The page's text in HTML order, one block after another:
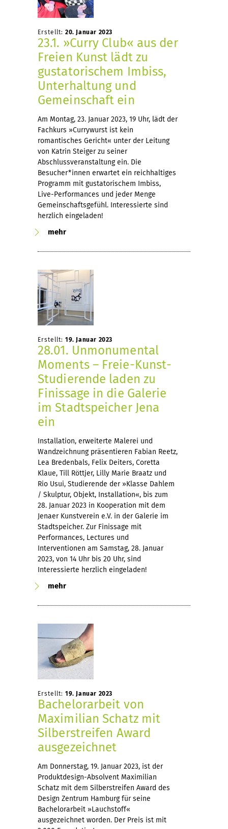
Erstellt: 20. Januar 2023
23.1. »Curry Club« aus der
Freien Kunst lädt zu
gustatorischem Imbiss,
Unterhaltung und
Gemeinschaft ein
Am Montag, 23. Januar 2023, 19 Uhr, lädt der
Fachkurs »Currywurst ist kein
romantisches Gericht« unter der Leitung
von Katrin Steiger zu seiner
Abschlussveranstaltung ein. Die
Besucher*innen erwartet ein reichhaltiges
Programm mit gustatorischem Imbiss,
Live-Performances und jeder Menge
Gemeinschaftsgefühl. Interessierte sind
herzlich eingeladen!
mehr
Erstellt: 19. Januar 2023
28.01. Unmonumental
Moments – Freie-Kunst-
Studierende laden zu
Finissage in die Galerie
im Stadtspeicher Jena
ein
Installation, erweiterte Malerei und
Wandzeichnung präsentieren Fabian Reetz,
Lea Bredenbals, Felix Deiters, Coretta
Klaue, Till Röttjer, Lilly Marie Braatz und
Rio Usui, Studierende der »Klasse Dahlem
/ Skulptur, Objekt, Installation«, bis zum
28. Januar 2023 in Kooperation mit dem
Jenaer Kunstverein e.V. in der Galerie im
Stadtspeicher. Zur Finissage mit
Performances, Lectures und
Interventionen am Samstag, 28. Januar
2023, von 14 Uhr bis 20 Uhr, sind
Interessierte herzlich eingeladen!
mehr
Erstellt: 19. Januar 2023
Bachelorarbeit von
Maximilian Schatz mit
Silberstreifen Award
ausgezeichnet
Am Donnerstag, 19. Januar 2023, ist der
Produktdesign-Absolvent Maximilian
Schatz mit dem Silberstreifen Award des
Design Zentrum Hamburg für seine
Bachelorarbeit »Lauchstoff«
ausgezeichnet worden. Der Preis ist mit